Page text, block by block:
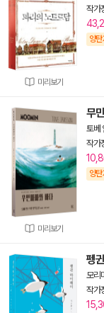
미리보기
작가
양
미리보기
무
토베
작가
양
펭
모리
작가